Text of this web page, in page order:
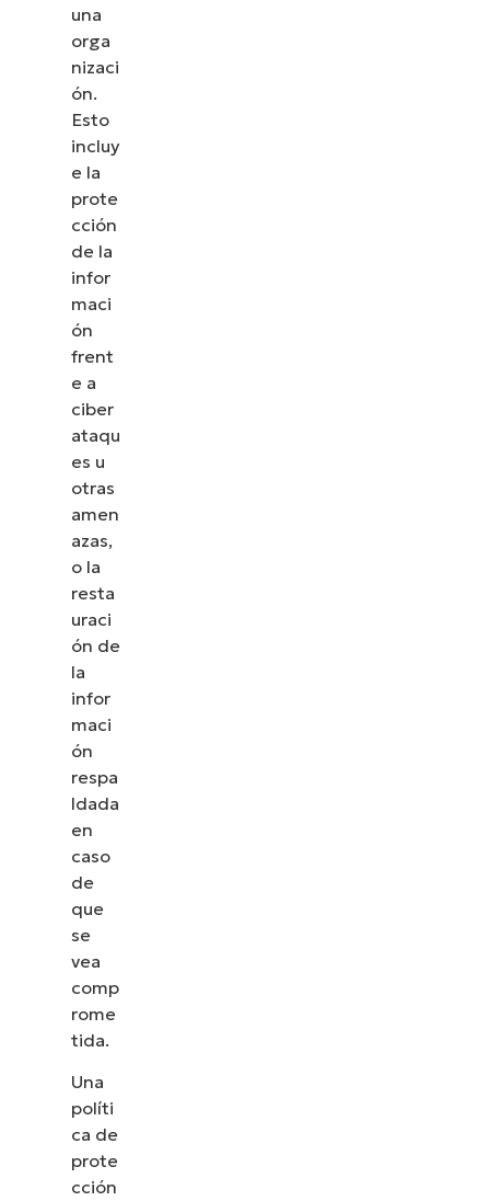
una
orga
nizaci
ón.
Esto
incluy
e la
prote
cción
de la
infor
maci
ón
frent
e a
ciber
ataqu
es u
otras
amen
azas,
o la
resta
uraci
ón de
la
infor
maci
ón
respa
ldada
en
caso
de
que
se
vea
comp
rome
tida.
Una
políti
ca de
prote
cción